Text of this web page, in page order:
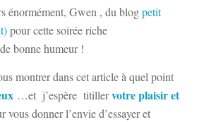
énormément, Gwen , du blogpetit
pour cette soirée riche
bonne humeur !
montrer dans cet article à quel point
…et j’espère titillervotre plaisir et
vous donner l’envie d’essayer et